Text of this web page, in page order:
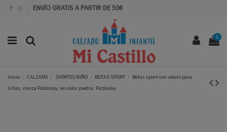
ENVÍO GRATIS A PARTIR DE 50€
0
Inicio CALZADO ZAPATOS NIÑO BOTAS SPORT
Botas sport con velcro para
niñas, marca Pablosky, en color piedra. Pablosky